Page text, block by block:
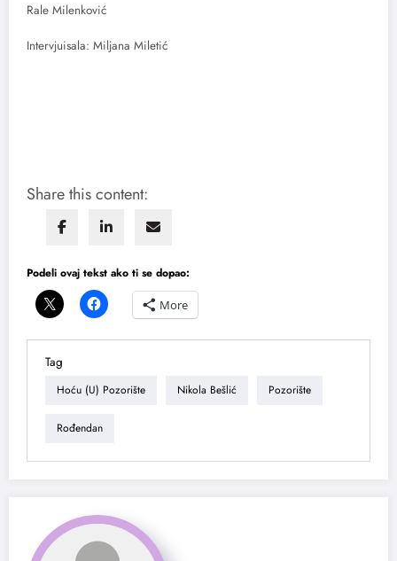
Rale Milenković
Intervjuisala: Miljana Miletić
Share this content:
Podeli ovaj tekst ako ti se dopao:
More
Tag
Hoću (u) Pozorište Nikola Bešlić Pozorište
Rođendan